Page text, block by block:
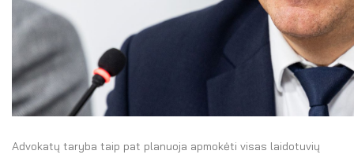
Advokatų taryba taip pat planuoja apmokėti visas laidotuvių